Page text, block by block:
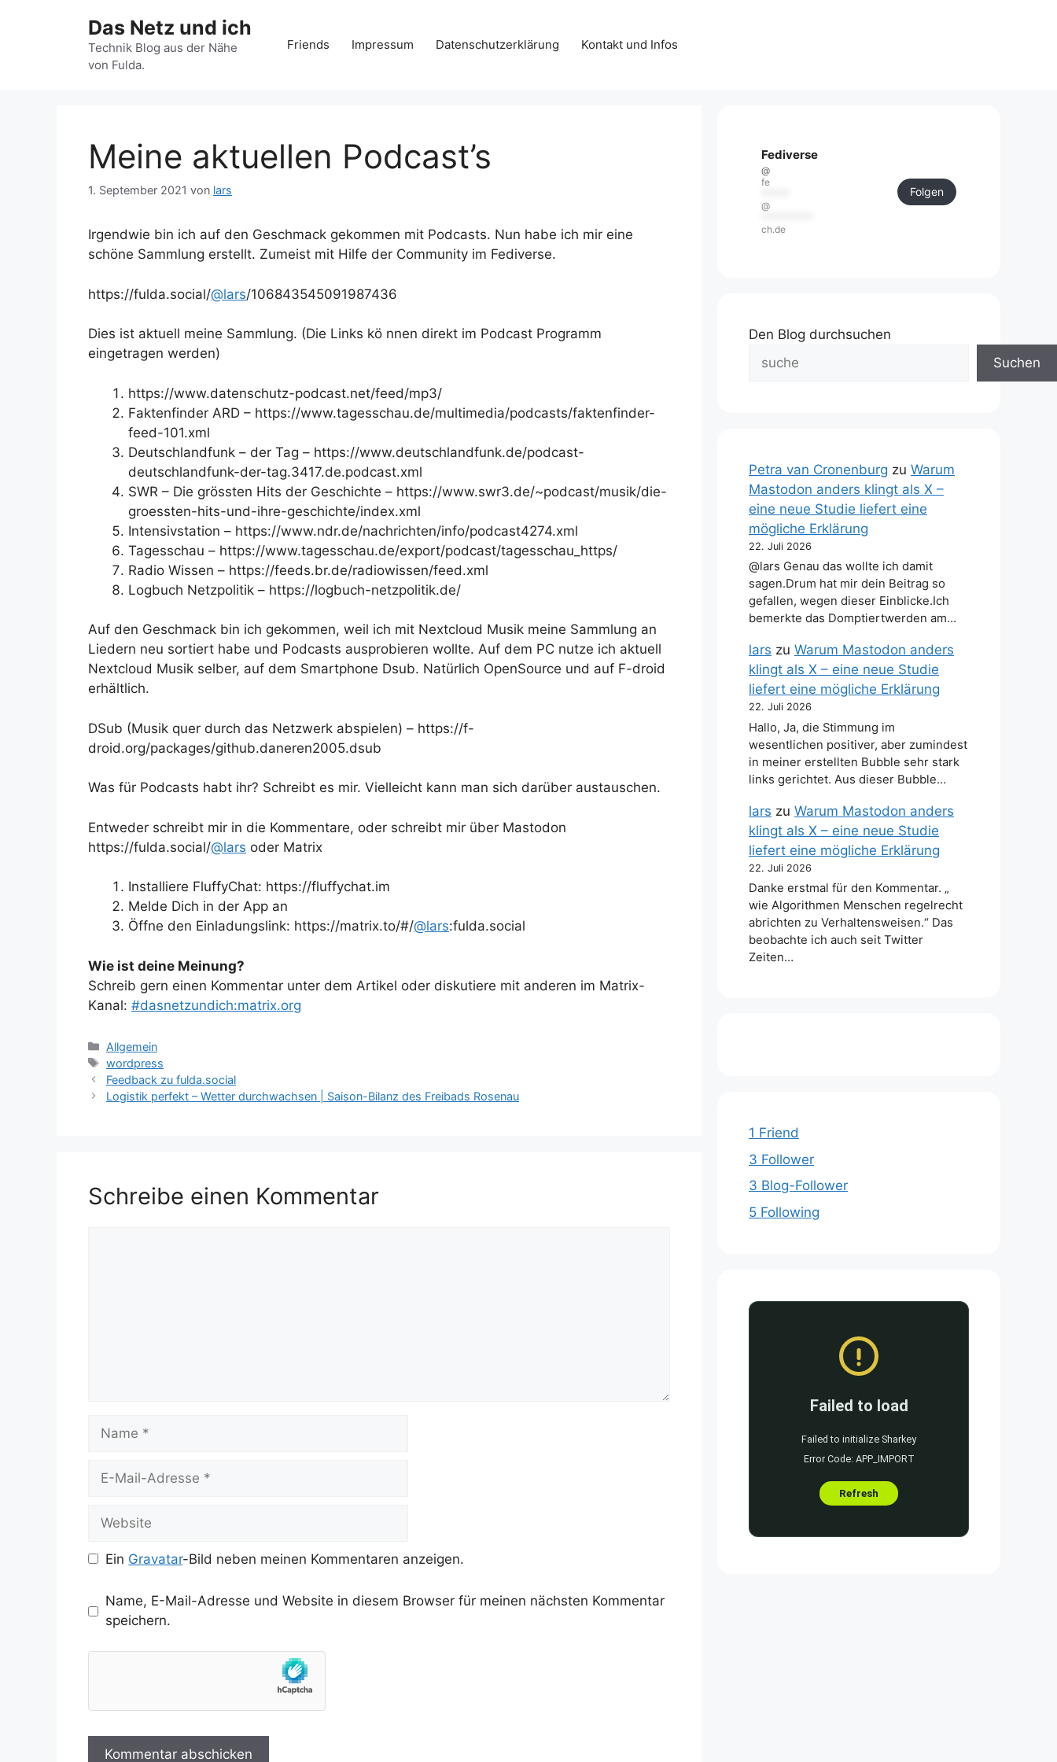
Das Netz und ich
Technik Blog aus der Nähe
von Fulda.
Friends Impressum Datenschutzerklärung Kontakt und Infos
Meine aktuellen Podcast’s
1. September 2021 von lars
Irgendwie bin ich auf den Geschmack gekommen mit Podcasts. Nun habe ich mir eine
schöne Sammlung erstellt. Zumeist mit Hilfe der Community im Fediverse.
https://fulda.social/@lars/106843545091987436
Dies ist aktuell meine Sammlung. (Die Links kö nnen direkt im Podcast Programm
eingetragen werden)
https://www.datenschutz-podcast.net/feed/mp3/
Faktenfinder ARD – https://www.tagesschau.de/multimedia/podcasts/faktenfinder-
feed-101.xml
Deutschlandfunk – der Tag – https://www.deutschlandfunk.de/podcast-
deutschlandfunk-der-tag.3417.de.podcast.xml
SWR – Die grössten Hits der Geschichte – https://www.swr3.de/~podcast/musik/die-
groessten-hits-und-ihre-geschichte/index.xml
Intensivstation – https://www.ndr.de/nachrichten/info/podcast4274.xml
Tagesschau – https://www.tagesschau.de/export/podcast/tagesschau_https/
Radio Wissen – https://feeds.br.de/radiowissen/feed.xml
Logbuch Netzpolitik – https://logbuch-netzpolitik.de/
Auf den Geschmack bin ich gekommen, weil ich mit Nextcloud Musik meine Sammlung an
Liedern neu sortiert habe und Podcasts ausprobieren wollte. Auf dem PC nutze ich aktuell
Nextcloud Musik selber, auf dem Smartphone Dsub. Natürlich OpenSource und auf F-droid
erhältlich.
DSub (Musik quer durch das Netzwerk abspielen) – https://f-
droid.org/packages/github.daneren2005.dsub
Was für Podcasts habt ihr? Schreibt es mir. Vielleicht kann man sich darüber austauschen.
Entweder schreibt mir in die Kommentare, oder schreibt mir über Mastodon
https://fulda.social/@lars oder Matrix
Installiere FluffyChat: https://fluffychat.im
Melde Dich in der App an
Öffne den Einladungslink: https://matrix.to/#/@lars:fulda.social
Wie ist deine Meinung?
Schreib gern einen Kommentar unter dem Artikel oder diskutiere mit anderen im Matrix-
Kanal: #dasnetzundich:matrix.org
Kategorien
Allgemein
Schlagwörter
wordpress
Feedback zu fulda.social
Logistik perfekt – Wetter durchwachsen | Saison-Bilanz des Freibads Rosenau
Schreibe einen Kommentar
Mail-
Ein Gravatar-Bild neben meinen Kommentaren anzeigen.
Name, E-Mail-Adresse und Website in diesem Browser für meinen nächsten Kommentar
speichern.
Fediverse
@
fe
@
ch.de
Folgen
Den Blog durchsuchen
Suchen
Petra van Cronenburg zu Warum
Mastodon anders klingt als X –
eine neue Studie liefert eine
mögliche Erklärung
22. Juli 2026
@lars Genau das wollte ich damit
sagen.Drum hat mir dein Beitrag so
gefallen, wegen dieser Einblicke.Ich
bemerkte das Domptiertwerden am…
lars zu Warum Mastodon anders
klingt als X – eine neue Studie
liefert eine mögliche Erklärung
22. Juli 2026
Hallo, Ja, die Stimmung im
wesentlichen positiver, aber zumindest
in meiner erstellten Bubble sehr stark
links gerichtet. Aus dieser Bubble…
lars zu Warum Mastodon anders
klingt als X – eine neue Studie
liefert eine mögliche Erklärung
22. Juli 2026
Danke erstmal für den Kommentar. „
wie Algorithmen Menschen regelrecht
abrichten zu Verhaltensweisen.“ Das
beobachte ich auch seit Twitter
Zeiten…
1 Friend
3 Follower
3 Blog-Follower
5 Following